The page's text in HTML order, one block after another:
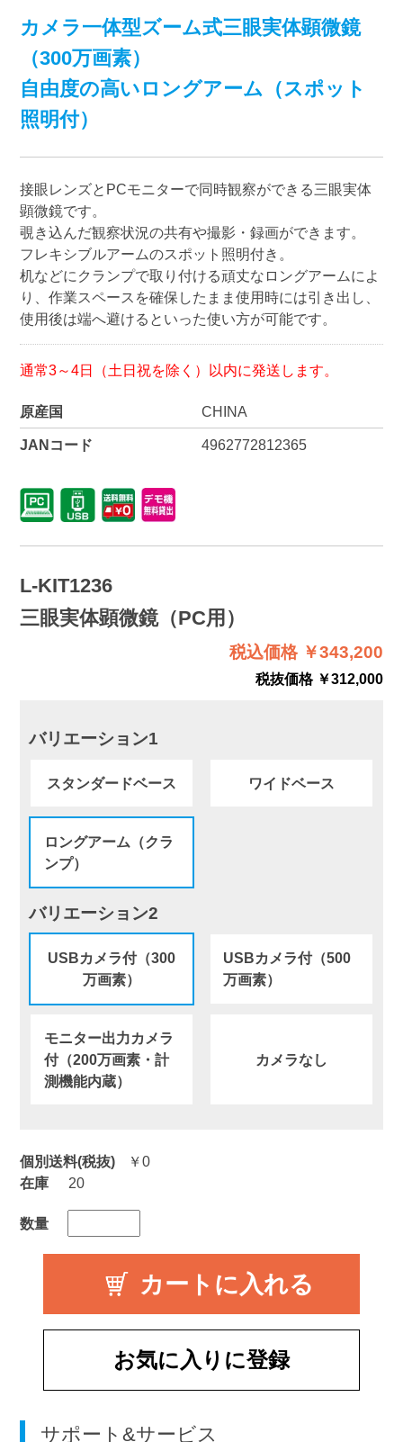
カメラ一体型ズーム式三眼実体顕微鏡
（300万画素）
自由度の高いロングアーム（スポット
照明付）
接眼レンズとPCモニターで同時観察ができる三眼実体
顕微鏡です。
覗き込んだ観察状況の共有や撮影・録画ができます。
フレキシブルアームのスポット照明付き。
机などにクランプで取り付ける頑丈なロングアームによ
り、作業スペースを確保したまま使用時には引き出し、
使用後は端へ避けるといった使い方が可能です。
通常3～4日（土日祝を除く）以内に発送します。
原産国 CHINA
JANコード 4962772812365
L-KIT1236
三眼実体顕微鏡（PC用）
税込価格 ￥343,200
税抜価格 ￥312,000
個別送料(税抜) ￥0
バリエーション1
スタンダードベース ワイドベース
ロングアーム（クラ
ンプ）
バリエーション2
USBカメラ付（300
万画素）
USBカメラ付（500
万画素）
モニター出力カメラ
付（200万画素・計
測機能内蔵）
カメラなし
在庫 20
数量
お気に入りに登録
サポート&サービス